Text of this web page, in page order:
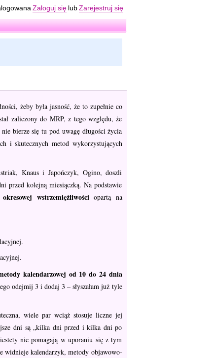
Zaloguj się lub Zarejestruj się
żeby była jasność, że to zupełnie co
zaliczony do MRP, z tego względu, że
bierze się tu pod uwagę długości życia
i skutecznych metod wykorzystujących
Knaus i Japończyk, Ogino, doszli
przed kolejną miesiączką. Na podstawie
wstrzemięźliwości opartą na
kalendarzowej od 10 do 24 dnia
odejmij 3 i dodaj 3 – słyszałam już tyle
wiele par wciąż stosuje liczne jej
dni są „kilka dni przed i kilka dni po
nie pomagają w uporaniu się z tym
widnieje kalendarzyk, metody objawowo-